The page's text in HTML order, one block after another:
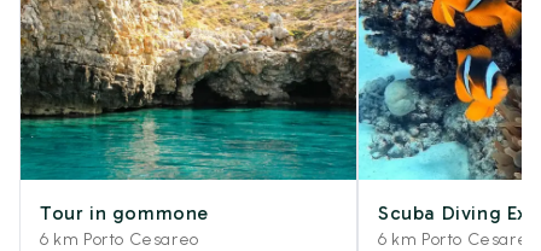
Tour in gommone
6 km Porto Cesareo
Scuba Diving
6 km Porto Cesareo